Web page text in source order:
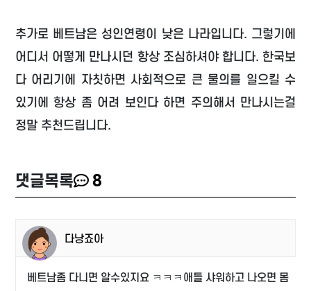
추가로 베트남은 성인연령이 낮은 나라입니다. 그렇기에
어디서 어떻게 만나시던 항상 조심하셔야 합니다. 한국보
다 어리기에 자칫하면 사회적으로 큰 물의를 일으킬 수
있기에 항상 좀 어려 보인다 하면 주의해서 만나시는걸
정말 추천드립니다.
댓글목록 8
다낭죠아
베트남좀 다니면 알수있지요 ㅋㅋㅋ애들 샤워하고 나오면 몸